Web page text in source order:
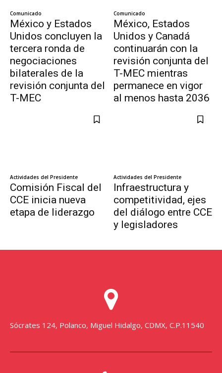
Sócrates 124, Polanco, Miguel Hidalgo, CDMX, C.P.11540